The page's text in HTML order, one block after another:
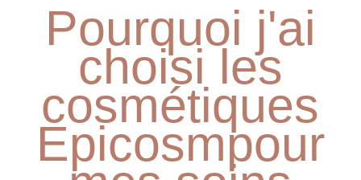
Pourquoi j'ai
choisi les
cosmétiques
Epicosmpour